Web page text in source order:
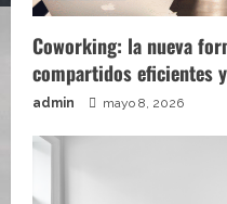
Coworking: la nueva
compartidos eficientes
admin mayo 8, 2026